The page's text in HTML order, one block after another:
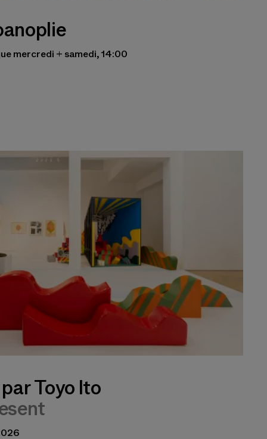
mercredi + samedi, 14:00
Toyo Ito